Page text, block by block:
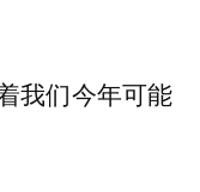
我们今年可能